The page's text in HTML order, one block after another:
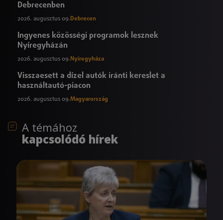
Debrecenben
2026. augusztus 09.Debrecen
Ingyenes közösségi programok lesznek
Nyíregyházán
2026. augusztus 09. Nyíregyháza
Visszaesett a dízel autók iránti kereslet a
használtautó-piacon
2026. augusztus 09.Magyarország
A témához
kapcsolódó hírek